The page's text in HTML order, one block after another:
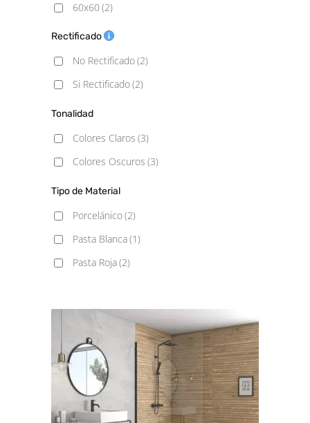
60x60 (2)
60x60 - 20mm
60x90 - 20mm
(2)
60x120 (2)
Rectificado
No Rectificado(2)
Si Rectificado(2)
Tonalidad
Colores Claros (3)
Colores Oscuros (3)
Tipo de Material
Porcelánico(2)
Pasta Blanca(1)
Pasta Roja(2)